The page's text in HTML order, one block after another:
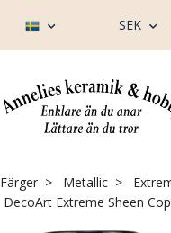
SEK
Färger Metallic
DecoArt Extreme Sheen